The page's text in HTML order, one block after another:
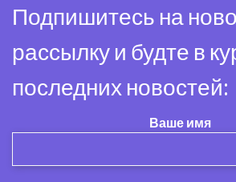
Подпишитесь на
рассылку и будте в
последних новостей:
Ваше имя